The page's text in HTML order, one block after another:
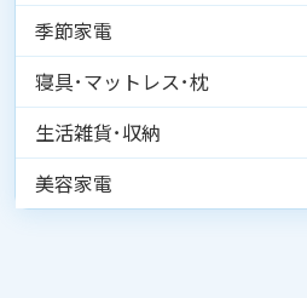
季節家電
寝具･マットレス･枕
生活雑貨･収納
美容家電